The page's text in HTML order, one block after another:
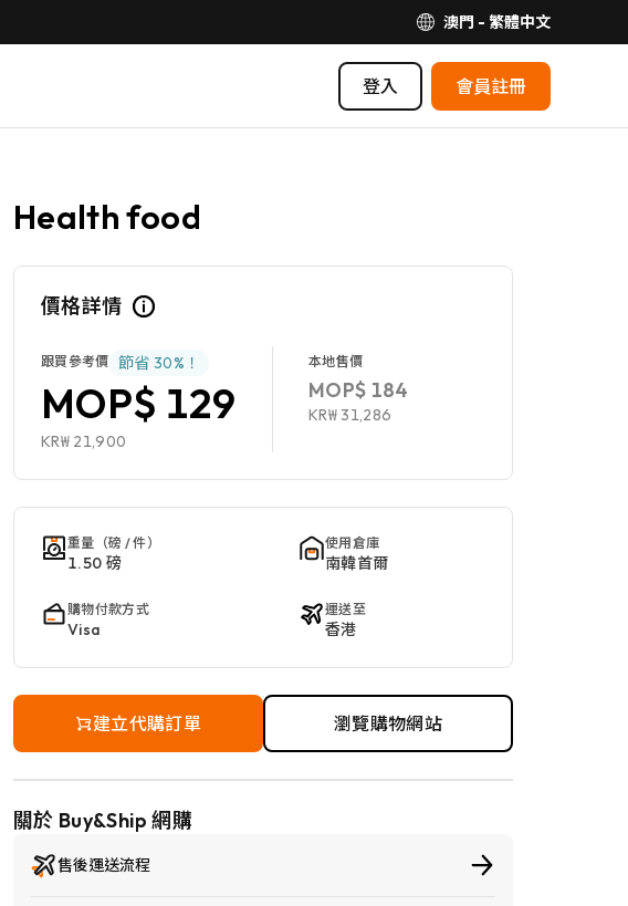
澳門 - 繁體中文
登入 會員註冊
Health food
價格詳情
跟買參考價 節省 30% ！
MOP$ 129
KR₩ 21,900
本地售價
MOP$ 184
KR₩ 31,286
重量（磅 / 件）
1.50 磅
使用倉庫
南韓首爾
購物付款方式
Visa
運送至
香港
建立代購訂單 瀏覽購物網站
關於 Buy&Ship 網購
售後運送流程